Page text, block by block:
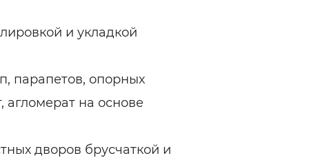
и укладкой
парапетов, опорных
агломерат на основе
дворов брусчаткой и